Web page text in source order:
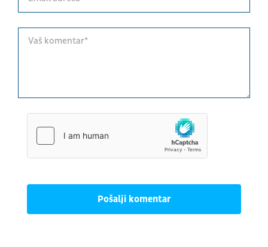
Pošalji komentar